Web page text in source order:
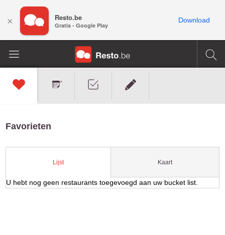
Favorieten
Lijst Kaart
U hebt nog geen restaurants toegevoegd aan uw bucket list.
× Resto.be
Gratis - Google Play
Download